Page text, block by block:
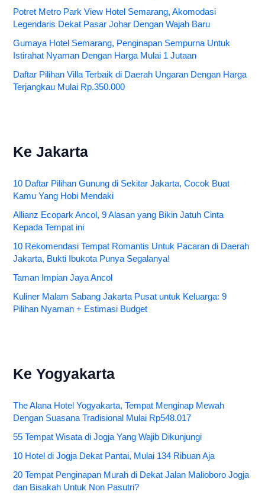
Potret Metro Park View Hotel Semarang, Akomodasi
Legendaris Dekat Pasar Johar Dengan Wajah Baru
Gumaya Hotel Semarang, Penginapan Sempurna Untuk
Istirahat Nyaman Dengan Harga Mulai 1 Jutaan
Daftar Pilihan Villa Terbaik di Daerah Ungaran Dengan Harga
Terjangkau Mulai Rp.350.000
Ke Jakarta
10 Daftar Pilihan Gunung di Sekitar Jakarta, Cocok Buat
Kamu Yang Hobi Mendaki
Allianz Ecopark Ancol, 9 Alasan yang Bikin Jatuh Cinta
Kepada Tempat ini
10 Rekomendasi Tempat Romantis Untuk Pacaran di Daerah
Jakarta, Bukti Ibukota Punya Segalanya!
Taman Impian Jaya Ancol
Kuliner Malam Sabang Jakarta Pusat untuk Keluarga: 9
Pilihan Nyaman + Estimasi Budget
Ke Yogyakarta
The Alana Hotel Yogyakarta, Tempat Menginap Mewah
Dengan Suasana Tradisional Mulai Rp548.017
55 Tempat Wisata di Jogja Yang Wajib Dikunjungi
10 Hotel di Jogja Dekat Pantai, Mulai 134 Ribuan Aja
20 Tempat Penginapan Murah di Dekat Jalan Malioboro Jogja
dan Bisakah Untuk Non Pasutri?